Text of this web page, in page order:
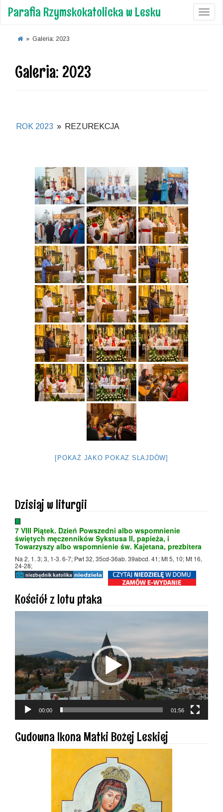
Parafia Rzymskokatolicka w Lesku
» Galeria: 2023
Galeria: 2023
ROK 2023 » REZUREKCJA
[POKAŻ JAKO POKAZ SLAJDÓW]
Dzisiaj w liturgii
7 VIII Piątek. Dzień Powszedni albo wspomnienie
świętych męczenników Sykstusa II, papieża, i
Towarzyszy albo wspomnienie św. Kajetana, prezbitera
Na 2, 1. 3; 3, 1-3. 6-7; Pwt 32, 35cd-36ab. 39abcd. 41; Mt 5, 10; Mt 16,
24-28;
Kościół z lotu ptaka
00:00 01:56
Cudowna Ikona Matki Bożej Leskiej